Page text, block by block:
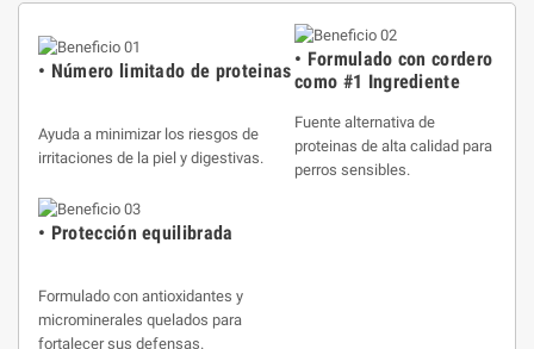
• Número limitado de proteinas
Ayuda a minimizar los riesgos de
irritaciones de la piel y digestivas.
• Formulado con cordero
como #1 Ingrediente
Fuente alternativa de
proteinas de alta calidad para
perros sensibles.
• Protección equilibrada
Formulado con antioxidantes y
microminerales quelados para
fortalecer sus defensas.